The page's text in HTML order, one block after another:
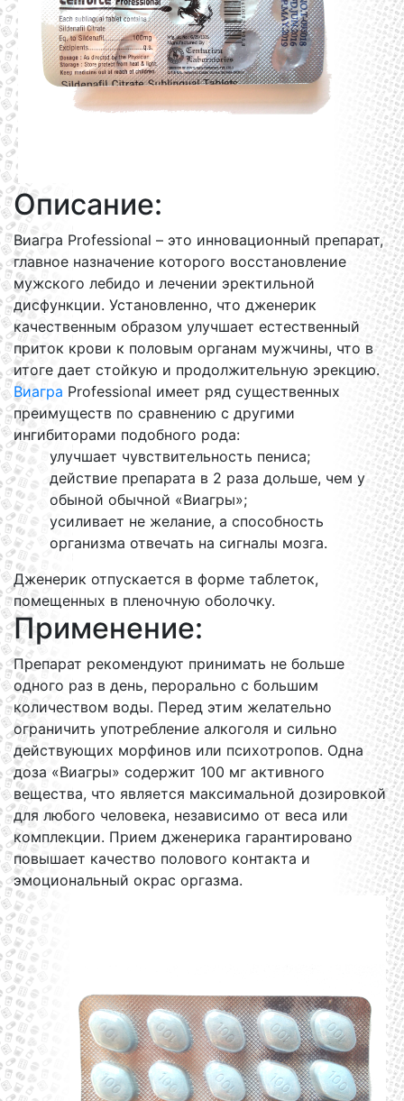
Описание:
Виагра Professional – это инновационный препарат,
главное назначение которого восстановление
мужского лебидо и лечении эректильной
дисфункции. Установленно, что дженерик
качественным образом улучшает естественный
приток крови к половым органам мужчины, что в
итоге дает стойкую и продолжительную эрекцию.
Виагра Professional имеет ряд существенных
преимуществ по сравнению с другими
ингибиторами подобного рода:
улучшает чувствительность пениса;
действие препарата в 2 раза дольше, чем у
обыной обычной «Виагры»;
усиливает не желание, а способность
организма отвечать на сигналы мозга.
Дженерик отпускается в форме таблеток,
помещенных в пленочную оболочку.
Применение:
Препарат рекомендуют принимать не больше
одного раз в день, перорально с большим
количеством воды. Перед этим желательно
ограничить употребление алкоголя и сильно
действующих морфинов или психотропов. Одна
доза «Виагры» содержит 100 мг активного
вещества, что является максимальной дозировкой
для любого человека, независимо от веса или
комплекции. Прием дженерика гарантировано
повышает качество полового контакта и
эмоциональный окрас оргазма.